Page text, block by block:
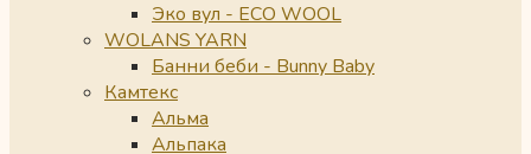
Эко вул - ECO WOOL
WOLANS YARN
Банни беби - Bunny Baby
Камтекс
Альма
Альпака